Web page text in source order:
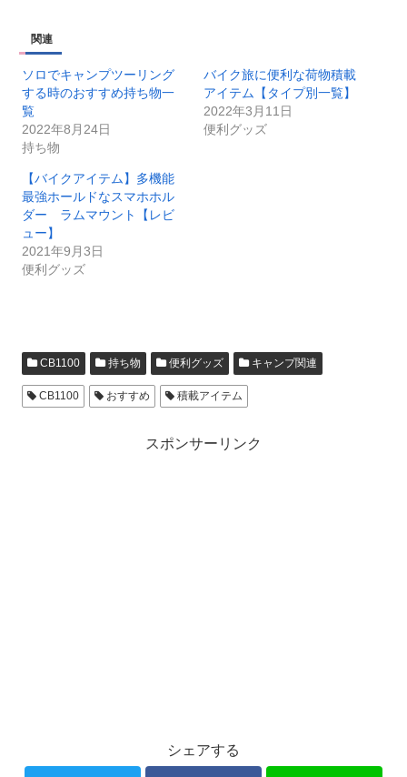
関連
ソロでキャンプツーリング
する時のおすすめ持ち物一
覧
2022年8月24日
持ち物
バイク旅に便利な荷物積載
アイテム【タイプ別一覧】
2022年3月11日
便利グッズ
【バイクアイテム】多機能
最強ホールドなスマホホル
ダー ラムマウント【レビ
ュー】
2021年9月3日
便利グッズ
CB1100 持ち物 便利グッズ キャンプ関連
CB1100 おすすめ 積載アイテム
スポンサーリンク
シェアする